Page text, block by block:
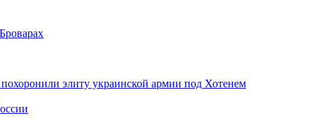
элиту украинской армии под Хотенем